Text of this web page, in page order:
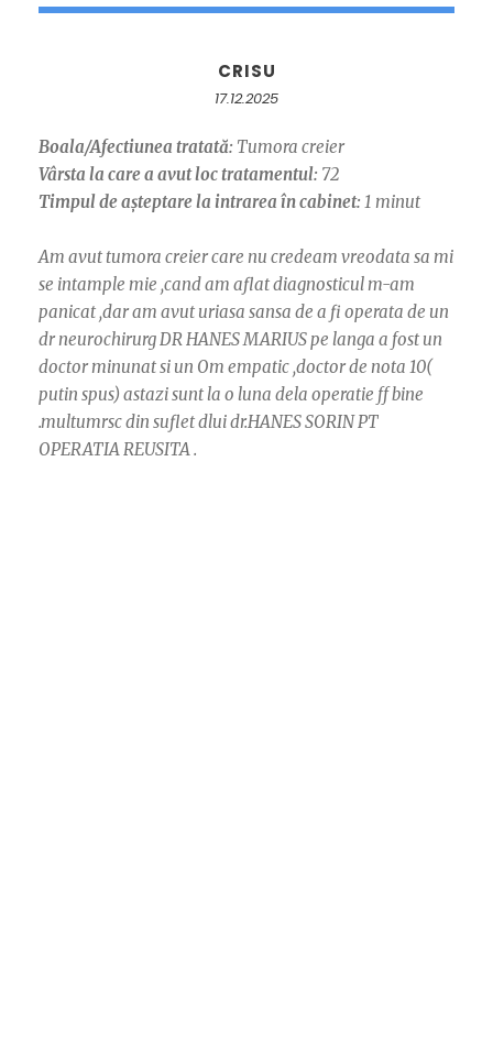
CRISU
17.12.2025
Boala/Afectiunea tratată: Tumora creier
Vârsta la care a avut loc tratamentul: 72
Timpul de așteptare la intrarea în cabinet: 1 minut
Am avut tumora creier care nu credeam vreodata sa mi
se intample mie ,cand am aflat diagnosticul m-am
panicat ,dar am avut uriasa sansa de a fi operata de un
dr neurochirurg DR HANES MARIUS pe langa a fost un
doctor minunat si un Om empatic ,doctor de nota 10(
putin spus) astazi sunt la o luna dela operatie ff bine
.multumrsc din suflet dlui dr.HANES SORIN PT
OPERATIA REUSITA .